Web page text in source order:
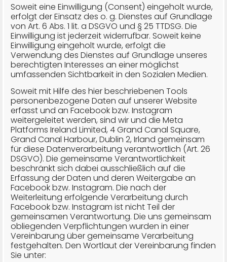
Soweit eine Einwilligung (Consent) eingeholt wurde,
erfolgt der Einsatz des o. g. Dienstes auf Grundlage
von Art. 6 Abs. 1 lit. a DSGVO und § 25 TTDSG. Die
Einwilligung ist jederzeit widerrufbar. Soweit keine
Einwilligung eingeholt wurde, erfolgt die
Verwendung des Dienstes auf Grundlage unseres
berechtigten Interesses an einer möglichst
umfassenden Sichtbarkeit in den Sozialen Medien.
Soweit mit Hilfe des hier beschriebenen Tools
personenbezogene Daten auf unserer Website
erfasst und an Facebook bzw. Instagram
weitergeleitet werden, sind wir und die Meta
Platforms Ireland Limited, 4 Grand Canal Square,
Grand Canal Harbour, Dublin 2, Irland gemeinsam
für diese Datenverarbeitung verantwortlich (Art. 26
DSGVO). Die gemeinsame Verantwortlichkeit
beschränkt sich dabei ausschließlich auf die
Erfassung der Daten und deren Weitergabe an
Facebook bzw. Instagram. Die nach der
Weiterleitung erfolgende Verarbeitung durch
Facebook bzw. Instagram ist nicht Teil der
gemeinsamen Verantwortung. Die uns gemeinsam
obliegenden Verpflichtungen wurden in einer
Vereinbarung über gemeinsame Verarbeitung
festgehalten. Den Wortlaut der Vereinbarung finden
Sie unter: